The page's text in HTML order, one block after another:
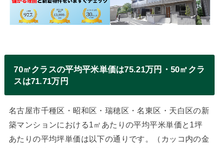
70㎡クラスの平均平米単価は75.21万円・50㎡クラ
スは71.71万円
名古屋市千種区・昭和区・瑞穂区・名東区・天白区の新
築マンションにおける1㎡あたりの平均平米単価と1坪
あたりの平均坪単価は以下の通りです。（カッコ内の金